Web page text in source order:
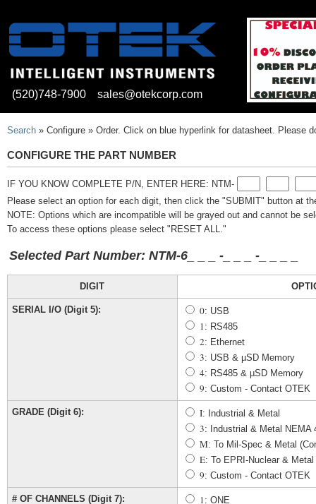
(520)748-7900 sales@otekcorp.com
Search » Configure » Order. Click on blue hyperlink for datasheet. Please
CONFIGURE THE PART NUMBER
IF YOU KNOW COMPLETE P/N, ENTER HERE: NTM-
Please select an option for each digit, then click the "SUBMIT" button at
NOTE: Options which are incompatible will be grayed out and cannot be
To access these options please select "RESET ALL."
Selected Part Number: NTM-6 - -
DIGIT
SERIAL I/O (Digit 5): 0: USB
1 : RS485
2: Ethernet
3: USB & µSD Memory
4: RS485 & µSD Memory
9: Custom - Contact OTEK
GRADE (Digit 6): I: Industrial & Metal
3: Industrial & Metal NEMA
M: To Mil-Spec & Metal
E: To EPRI-Nuclear &
9: Custom - Contact OTEK
# OF CHANNELS (Digit 7): 1 : ONE